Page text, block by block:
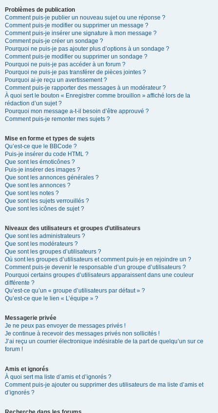
Problèmes de publication
Comment puis-je publier un nouveau sujet ou une réponse ?
Comment puis-je modifier ou supprimer un message ?
Comment puis-je insérer une signature à mon message ?
Comment puis-je créer un sondage ?
Pourquoi ne puis-je pas ajouter plus d’options à un sondage ?
Comment puis-je modifier ou supprimer un sondage ?
Pourquoi ne puis-je pas accéder à un forum ?
Pourquoi ne puis-je pas transférer de pièces jointes ?
Pourquoi ai-je reçu un avertissement ?
Comment puis-je rapporter des messages à un modérateur ?
À quoi sert le bouton « Enregistrer comme brouillon » affiché lors de la
rédaction d’un sujet ?
Pourquoi mon message a-t-il besoin d’être approuvé ?
Comment puis-je remonter mes sujets ?
Mise en forme et types de sujets
Qu’est-ce que le BBCode ?
Puis-je insérer du code HTML ?
Que sont les émoticônes ?
Puis-je insérer des images ?
Que sont les annonces générales ?
Que sont les annonces ?
Que sont les notes ?
Que sont les sujets verrouillés ?
Que sont les icônes de sujet ?
Niveaux des utilisateurs et groupes d’utilisateurs
Que sont les administrateurs ?
Que sont les modérateurs ?
Que sont les groupes d’utilisateurs ?
Où sont les groupes d’utilisateurs et comment puis-je en rejoindre un ?
Comment puis-je devenir le responsable d’un groupe d’utilisateurs ?
Pourquoi certains groupes d’utilisateurs apparaissent dans une couleur
différente ?
Qu’est-ce qu’un « groupe d’utilisateurs par défaut » ?
Qu’est-ce que le lien « L’équipe » ?
Messagerie privée
Je ne peux pas envoyer de messages privés !
Je continue à recevoir des messages privés non sollicités !
J’ai reçu un courrier électronique indésirable de la part de quelqu’un sur ce
forum !
Amis et ignorés
À quoi sert ma liste d’amis et d’ignorés ?
Comment puis-je ajouter ou supprimer des utilisateurs de ma liste d’amis et
d’ignorés ?